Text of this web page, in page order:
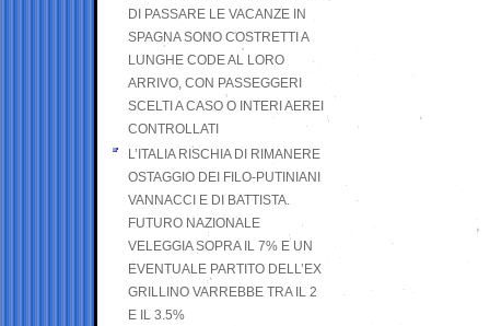
DI PASSARE LE VACANZE IN
SPAGNA SONO COSTRETTI A
LUNGHE CODE AL LORO
ARRIVO, CON PASSEGGERI
SCELTI A CASO O INTERI AEREI
CONTROLLATI
L’ITALIA RISCHIA DI RIMANERE
OSTAGGIO DEI FILO-PUTINIANI
VANNACCI E DI BATTISTA.
FUTURO NAZIONALE
VELEGGIA SOPRA IL 7% E UN
EVENTUALE PARTITO DELL’EX
GRILLINO VARREBBE TRA IL 2
E IL 3.5%